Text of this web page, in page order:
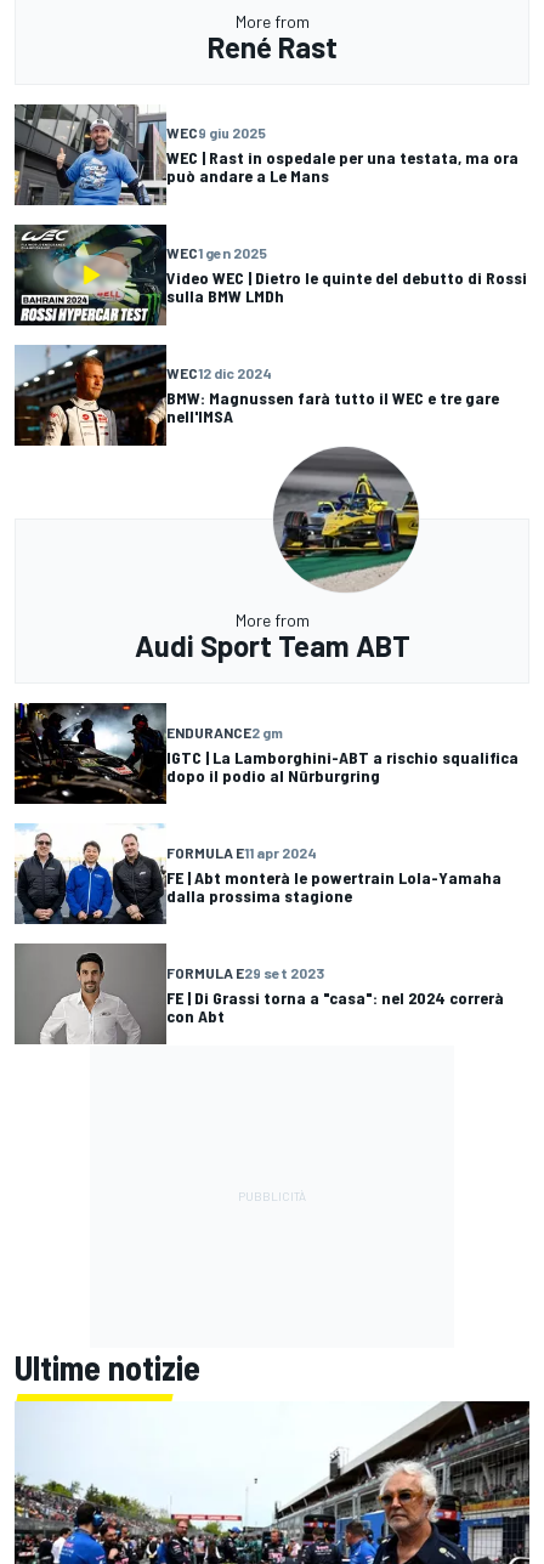
More from
René Rast
WEC9 giu 2025
WEC | Rast in ospedale per una testata, ma ora
può andare a Le Mans
WEC1 gen 2025
Video WEC | Dietro le quinte del debutto di Rossi
sulla BMW LMDh
WEC12 dic 2024
BMW: Magnussen farà tutto il WEC e tre gare
nell'IMSA
More from
Audi Sport Team ABT
ENDURANCE2 gm
IGTC | La Lamborghini-ABT a rischio squalifica
dopo il podio al Nürburgring
FORMULA E11 apr 2024
FE | Abt monterà le powertrain Lola-Yamaha
dalla prossima stagione
FORMULA E29 set 2023
FE | Di Grassi torna a "casa": nel 2024 correrà
con Abt
Ultime notizie